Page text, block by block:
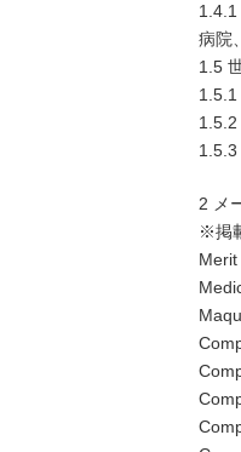
病院
1.5
1.5.1
1.5.2
1.5.3
2 メ
※掲